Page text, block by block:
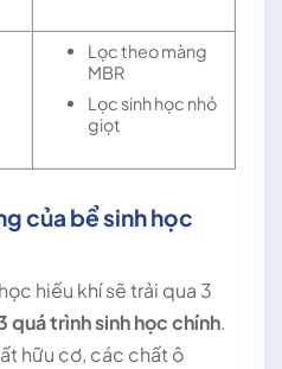
Lọc theo màng
MBR
Lọc sinh học nhỏ
giọt
của bể sinh học
hiếu khí sẽ trải qua 3
quá trình sinh học chính.
hữu cơ, các chất ô